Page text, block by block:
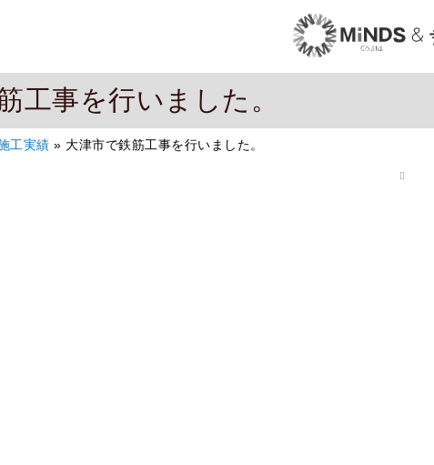
工事を行いました。
工実績 » 大津市で鉄筋工事を行いました。